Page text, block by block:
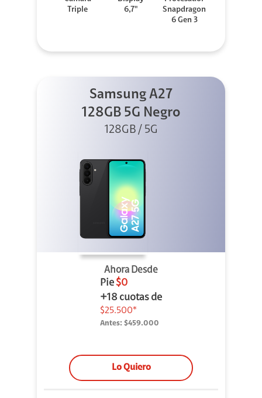
Triple
6,7"
Snapdragon
6 Gen 3
Samsung A27
128GB 5G Negro
128GB / 5G
Ahora Desde
Pie $0
+18 cuotas de
$25.500*
Antes: $459.000
Lo Quiero